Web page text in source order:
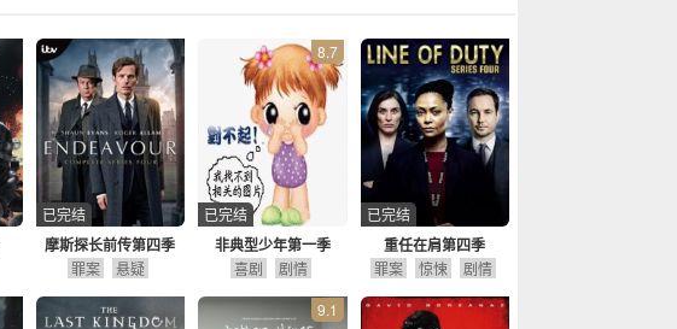
摩斯探长前传第四季
已完结
罪案 悬疑
非典型少年第一季
8.7
已完结
喜剧 剧情
重任在肩第四季
已完结
罪案 惊悚 剧情
9.1